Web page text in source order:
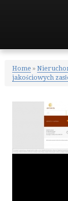
Home»
jakościowych